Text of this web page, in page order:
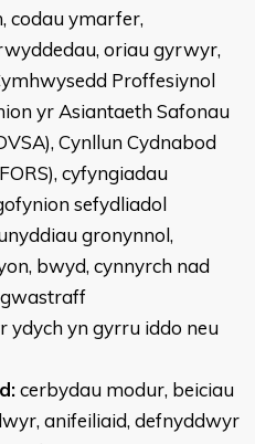
codau ymarfer,
oriau gyrwyr,
Proffesiynol
yr Asiantaeth Safonau
Cynllun Cydnabod
cyfyngiadau
sefydliadol
gronynnol,
bwyd, cynnyrch nad
ydych yn gyrru iddo neu
cerbydau modur, beiciau
anifeiliaid, defnyddwyr